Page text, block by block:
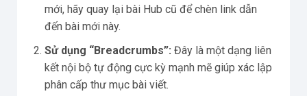
mới, hãy quay lại bài Hub cũ để chèn link dẫn
đến bài mới này.
Sử dụng “Breadcrumbs”: Đây là một dạng liên
kết nội bộ tự động cực kỳ mạnh mẽ giúp xác lập
phân cấp thư mục bài viết.